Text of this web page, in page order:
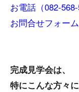
お電話（082-568-
お問合せフォーム
完成見学会は、
特にこんな方々